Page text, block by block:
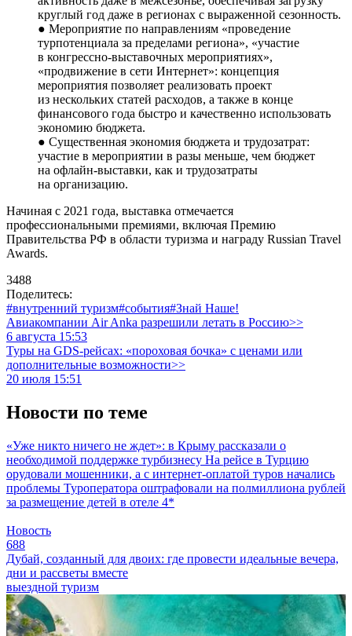
круглый год даже в регионах с выраженной сезонность.
● Мероприятие по направлениям «проведение
турпотенциала за пределами региона», «участие
в конгрессно-выставочных мероприятиях»,
«продвижение в сети Интернет»: концепция
мероприятия позволяет реализовать проект
из нескольких статей расходов, а также в конце
финансового года быстро и качественно использовать
экономию бюджета.
● Существенная экономия бюджета и трудозатрат:
участие в мероприятии в разы меньше, чем бюджет
на офлайн-выставки, как и трудозатраты
на организацию.
Начиная с 2021 года, выставка отмечается
профессиональными премиями, включая Премию
Правительства РФ в области туризма и награду Russian Travel
Awards.
3488
Поделитесь:
#внутренний туризм#события#Знай Наше!
Авиакомпании Air Anka разрешили летать в Россию>>
6 августа 15:53
Туры на GDS-рейсах: «пороховая бочка» с ценами или
дополнительные возможности>>
20 июля 15:51
Новости по теме
«Уже никто ничего не ждет»: в Крыму рассказали о
необходимой поддержке турбизнесу На рейсе в Турцию
орудовали мошенники, а с интернет-оплатой туров начались
проблемы Туроператора оштрафовали на полмиллиона рублей
за размещение детей в отеле 4*
Новость
688
Дубай, созданный для двоих: где провести идеальные вечера,
дни и рассветы вместе
выездной туризм